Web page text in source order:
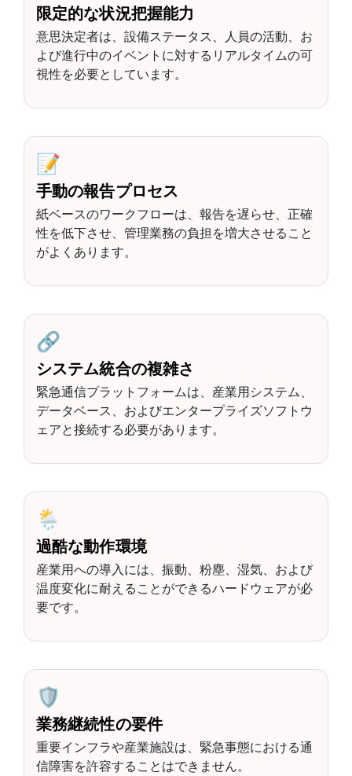
限定的な状況把握能力
意思決定者は、設備ステータス、人員の活動、お
よび進行中のイベントに対するリアルタイムの可
視性を必要としています。
📝
手動の報告プロセス
紙ベースのワークフローは、報告を遅らせ、正確
性を低下させ、管理業務の負担を増大させること
がよくあります。
🔗
システム統合の複雑さ
緊急通信プラットフォームは、産業用システム、
データベース、およびエンタープライズソフトウ
ェアと接続する必要があります。
🌦️
過酷な動作環境
産業用への導入には、振動、粉塵、湿気、および
温度変化に耐えることができるハードウェアが必
要です。
🛡️
業務継続性の要件
重要インフラや産業施設は、緊急事態における通
信障害を許容することはできません。